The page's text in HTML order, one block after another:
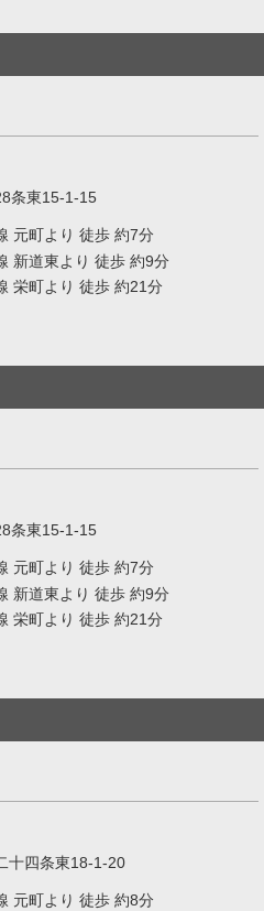
条東15-1-15
元町より 徒歩 約7分
新道東より 徒歩 約9分
栄町より 徒歩 約21分
条東15-1-15
元町より 徒歩 約7分
新道東より 徒歩 約9分
栄町より 徒歩 約21分
十四条東18-1-20
元町より 徒歩 約8分